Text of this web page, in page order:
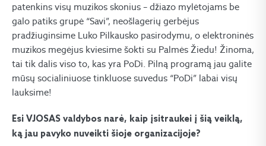
patenkins visų muzikos skonius – džiazo mylėtojams be
galo patiks grupė “Savi”, neošlagerių gerbėjus
pradžiuginsime Luko Pilkausko pasirodymu, o elektroninės
muzikos megėjus kviesime šokti su Palmės Žiedu! Žinoma,
tai tik dalis viso to, kas yra PoDi. Pilną programą jau galite
mūsų socialiniuose tinkluose suvedus “PoDi” labai visų
lauksime!
Esi VJOSAS valdybos narė, kaip įsitraukei į šią veiklą,
ką jau pavyko nuveikti šioje organizacijoje?